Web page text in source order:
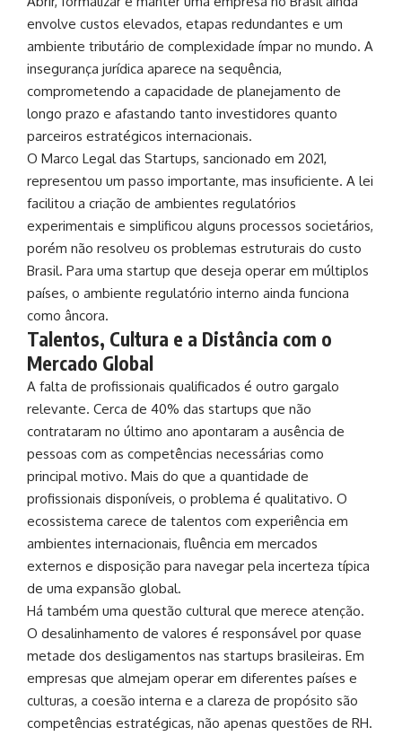
envolve custos elevados, etapas redundantes e um
ambiente tributário de complexidade ímpar no mundo. A
insegurança jurídica aparece na sequência,
comprometendo a capacidade de planejamento de
longo prazo e afastando tanto investidores quanto
parceiros estratégicos internacionais.
O Marco Legal das Startups, sancionado em 2021,
representou um passo importante, mas insuficiente. A lei
facilitou a criação de ambientes regulatórios
experimentais e simplificou alguns processos societários,
porém não resolveu os problemas estruturais do custo
Brasil. Para uma startup que deseja operar em múltiplos
países, o ambiente regulatório interno ainda funciona
como âncora.
Talentos, Cultura e a Distância com o
Mercado Global
A falta de profissionais qualificados é outro gargalo
relevante. Cerca de 40% das startups que não
contrataram no último ano apontaram a ausência de
pessoas com as competências necessárias como
principal motivo. Mais do que a quantidade de
profissionais disponíveis, o problema é qualitativo. O
ecossistema carece de talentos com experiência em
ambientes internacionais, fluência em mercados
externos e disposição para navegar pela incerteza típica
de uma expansão global.
Há também uma questão cultural que merece atenção.
O desalinhamento de valores é responsável por quase
metade dos desligamentos nas startups brasileiras. Em
empresas que almejam operar em diferentes países e
culturas, a coesão interna e a clareza de propósito são
competências estratégicas, não apenas questões de RH.